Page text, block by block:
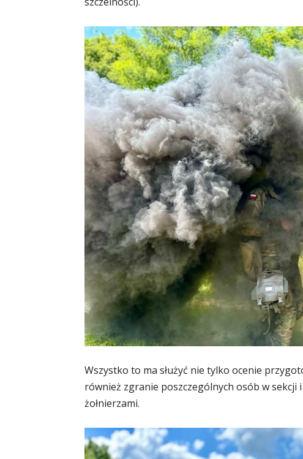
Wszystko to ma służyć nie tylko ocenie
również zgranie poszczególnych osób w sekcji
żołnierzami.